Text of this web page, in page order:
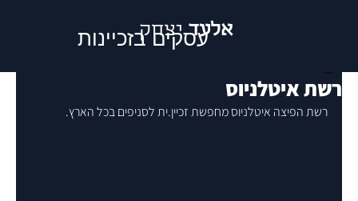
אלעדיצחק
עסקים בזכיינות
רשת איטלניוס
רשת הפיצה איטלניוס מחפשת זכיין.ית לסניפים בכל הארץ.